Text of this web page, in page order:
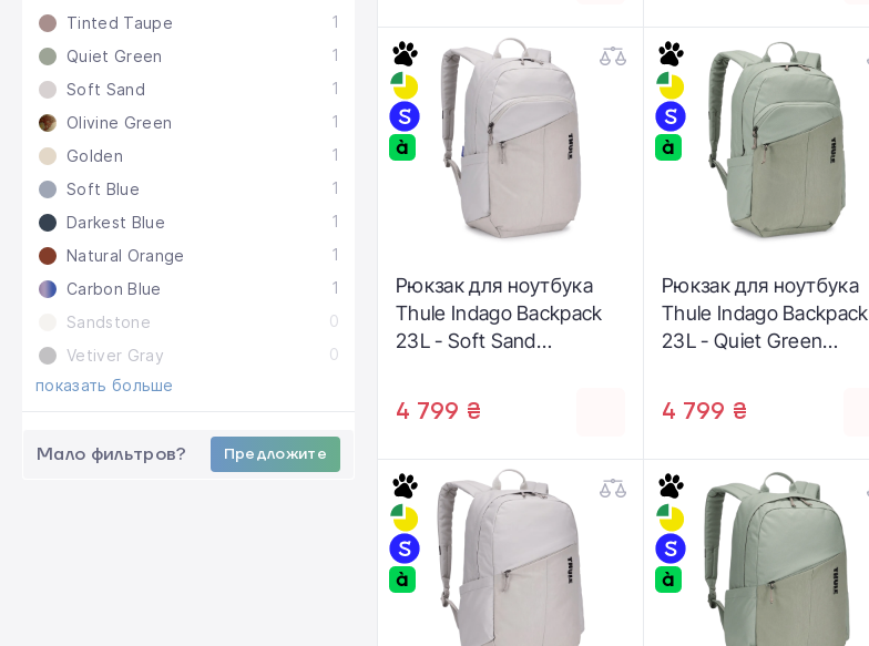
Tinted Taupe
1
Quiet Green
1
Soft Sand
1
Olivine Green
1
Golden
1
Soft Blue
1
Darkest Blue
1
Natural Orange
1
Carbon Blue
1
Sandstone
0
Vetiver Gray
0
показать больше
Мало фильтров? Предложите
Рюкзак для ноутбука
Thule Indago Backpack
23L - Soft Sand
4 799 ₴
Рюкзак для ноутбука
Thule Indago Backpack
23L - Quiet Green
4 799 ₴